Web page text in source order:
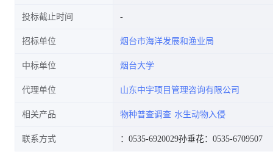
投标截止时间
招标单位 烟台市海洋发展和渔业局
中标单位 烟台大学
代理单位 山东中宇项目管理咨询有限公司
相关产品 物种普查调查 水生动物入侵
联系方式 ：0535-6920029孙垂花：0535-6709507